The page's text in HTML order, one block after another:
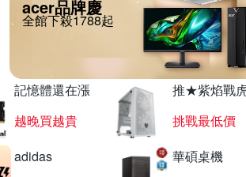
acer品牌慶
全館下殺1788起
記憶體還在漲
越晚買越貴
推★紫焰戰虎
挑戰最低價
adidas
華碩桌機